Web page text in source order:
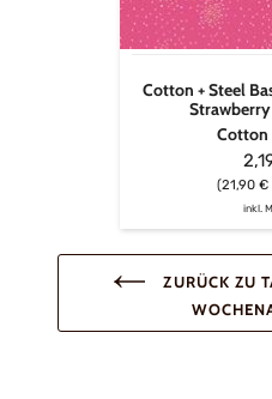
Strawberry
Metallic
Cotton + Steel
Cotton
(21,90 €
inkl.
ZURÜCK ZU